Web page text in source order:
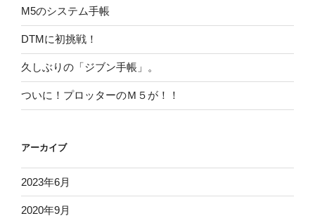
M5のシステム手帳
DTMに初挑戦！
久しぶりの「ジブン手帳」。
ついに！プロッターのＭ５が！！
アーカイブ
2023年6月
2020年9月